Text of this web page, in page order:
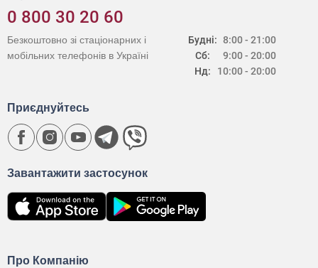
0 800 30 20 60
Будні:
Сб:
Нд:
8:00 - 21:00
9:00 - 20:00
10:00 - 20:00
Безкоштовно зі стаціонарних і
мобільних телефонів в Україні
Про Компанію
Завантажити застосунок
Приєднуйтесь